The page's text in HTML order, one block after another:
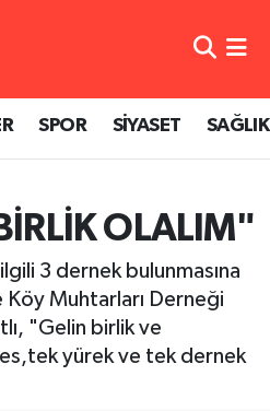
SPOR SİYASET SAĞLIK
OLALIM"
3 dernek bulunmasına
Muhtarları Derneği
"Gelin birlik ve
yürek ve tek dernek
ve Fikstür